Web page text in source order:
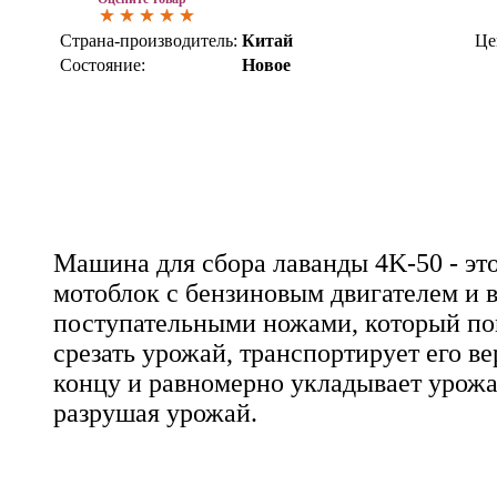
Страна-производитель: Китай
Состояние:
Новое
Машина для сбора лаванды 4K-50 -
мотоблок с бензиновым двигателем и
поступательными ножами, который
срезать урожай, транспортирует его
концу и равномерно укладывает
разрушая урожай.